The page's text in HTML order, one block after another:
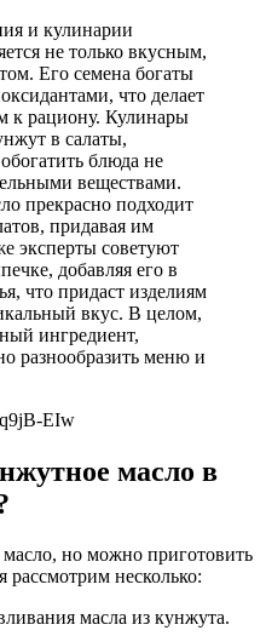
и кулинарии
не только вкусным,
Его семена богаты
что делает
к рациону. Кулинары
в салаты,
блюда не
веществами.
прекрасно подходит
придавая им
эксперты советуют
добавляя его в
что придаст изделиям
вкус. В целом,
ингредиент,
разнообразить меню и
EIw
масло в
но можно приготовить
несколько:
масла из кунжута.